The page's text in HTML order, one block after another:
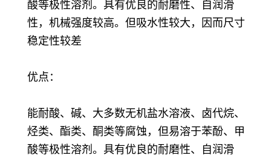
酸等极性溶剂。具有优良的耐磨性、自润滑
性，机械强度较高。但吸水性较大，因而尺寸
稳定性较差
优点：
能耐酸、碱、大多数无机盐水溶液、卤代烷、
烃类、酯类、酮类等腐蚀，但易溶于苯酚、甲
酸等极性溶剂。具有优良的耐磨性、自润滑